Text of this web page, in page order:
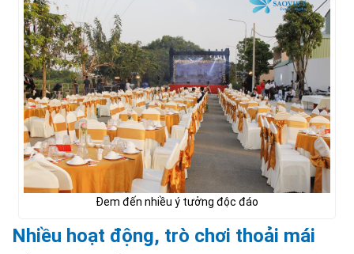
Đem đến nhiều ý tưởng độc đáo
Nhiều hoạt động, trò chơi thoải mái